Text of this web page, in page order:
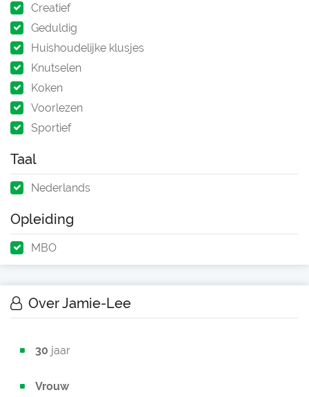
Creatief
Geduldig
Huishoudelijke klusjes
Knutselen
Koken
Voorlezen
Sportief
Taal
Nederlands
Opleiding
MBO
Over Jamie-Lee
30 jaar
Vrouw